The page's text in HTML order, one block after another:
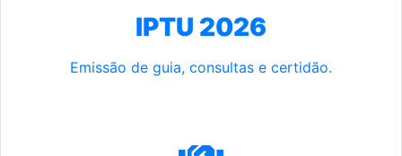
IPTU 2026
Emissão de guia, consultas e certidão.